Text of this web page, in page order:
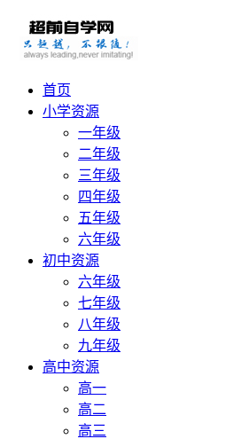
首页
小学资源
一年级
二年级
三年级
四年级
五年级
六年级
初中资源
六年级
七年级
八年级
九年级
高中资源
高一
高二
高三